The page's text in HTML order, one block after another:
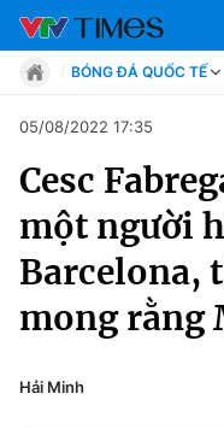
Chuyên mục
Tin tức
Move
Phong cách
BÓNG ĐÁ QUỐC TẾ
Move
Phong cách
Sự kiện
Bóng đá
Thể thao điện tử
Các môn khác
Bên lề
05/08/2022 17:35
Cesc
một người
Barcelona,
mong rằng
Hải Minh